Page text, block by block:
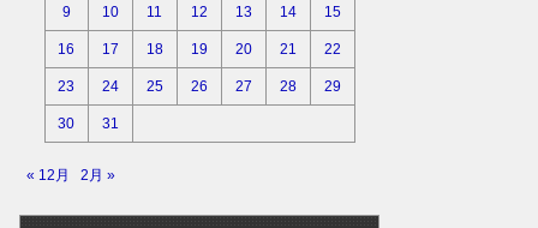
9 10 11 12 13 14 15
16 17 18 19 20 21 22
23 24 25 26 27 28 29
30 31
« 12月 2月 »